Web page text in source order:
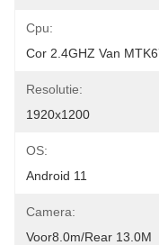
Cpu:
Cor 2.4GHZ Van
Resolutie:
1920x1200
OS:
Android 11
Camera:
Voor8.0m/rear 13.0M